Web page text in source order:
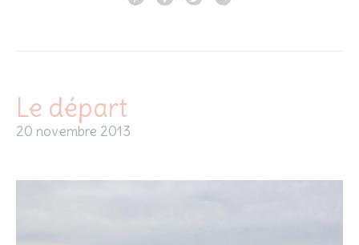
Le départ
20 novembre 2013